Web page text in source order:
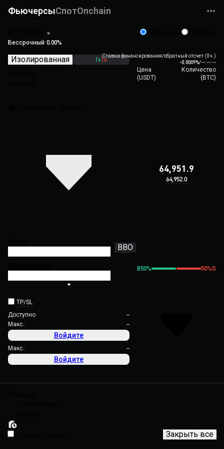
ФьючерсыСпотOnchain
Бессрочный 0.00%
Изолированная 1x1x
BBO
TP/SL
Доступно
--
Макс.:
--
Войдите
Макс.: --
Войдите
Ставка финансирования/обратный отсчет (0 ч.)
-0.0009%/--:--:--
Цена
(USDT)
Количество
( BTC)
64,951.9
64,952.0
B50% 50%S
Закрыть все